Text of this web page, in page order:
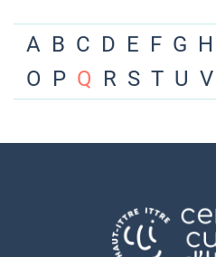
A B C D E F G H
O P Q R S T U V